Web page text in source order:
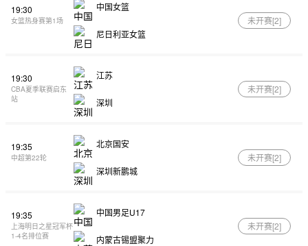
19:30
女篮热身赛第1场
中国女篮
尼日利亚女篮
未开赛[2]
19:30
CBA夏季联赛启东
站
江苏
深圳
未开赛[2]
19:35
中超第22轮
北京国安
深圳新鹏城
未开赛[2]
19:35
上海明日之星冠军杯
1-4名排位赛
中国男足U17
内蒙古锡盟聚力
未开赛[2]